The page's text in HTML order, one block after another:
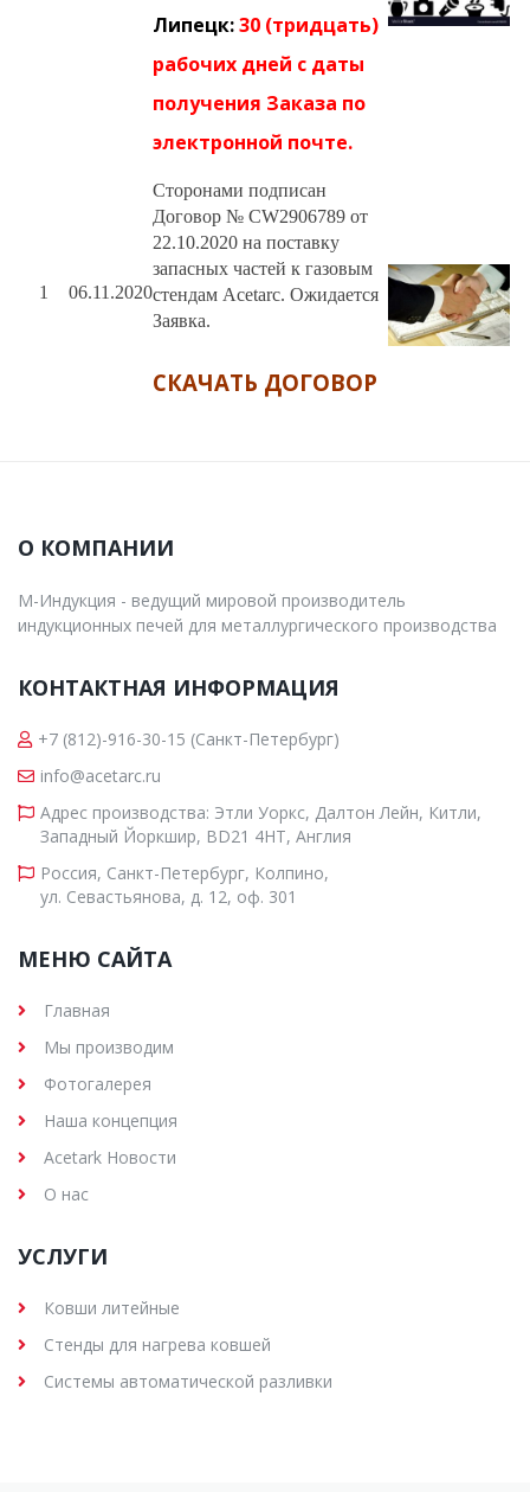
Липецк:30 (тридцать)
рабочих дней с даты
получения Заказа по
электронной почте.
1 06.11.2020
Сторонами подписан
Договор № CW2906789 от
22.10.2020 на поставку
запасных частей к газовым
стендам Acetarc. Ожидается
Заявка.
СКАЧАТЬ ДОГОВОР
О КОМПАНИИ
М-Индукция - ведущий мировой производитель
индукционных печей для металлургического производства
КОНТАКТНАЯ ИНФОРМАЦИЯ
+7 (812)-916-30-15 (Санкт-Петербург)
info@acetarc.ru
Адрес производства: Этли Уоркс, Далтон Лейн, Китли,
Западный Йоркшир, BD21 4HT, Англия
Россия, Санкт-Петербург, Колпино,
ул. Севастьянова, д. 12, оф. 301
МЕНЮ САЙТА
Главная
Мы производим
Фотогалерея
Наша концепция
Acetark Новости
О нас
УСЛУГИ
Ковши литейные
Стенды для нагрева ковшей
Системы автоматической разливки